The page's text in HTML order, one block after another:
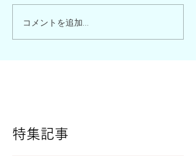
コメントを追加…
特集記事